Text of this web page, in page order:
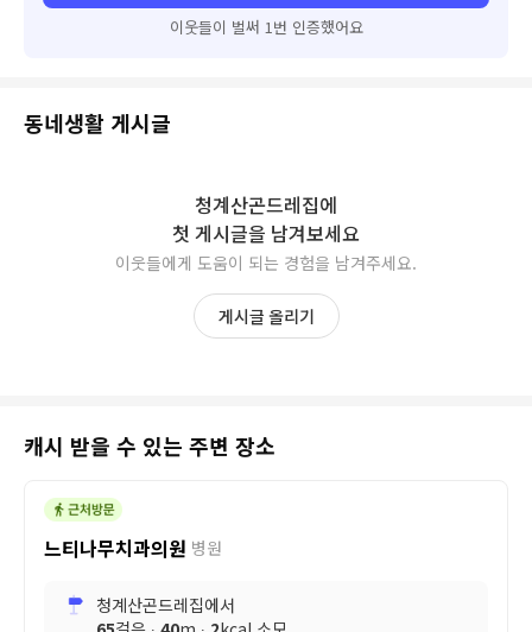
이웃들이 벌써 1번 인증했어요
동네생활 게시글
청계산곤드레집에
첫 게시글을 남겨보세요
이웃들에게 도움이 되는 경험을 남겨주세요.
게시글 올리기
캐시 받을 수 있는 주변 장소
느티나무치과의원 병원
청계산곤드레집에서